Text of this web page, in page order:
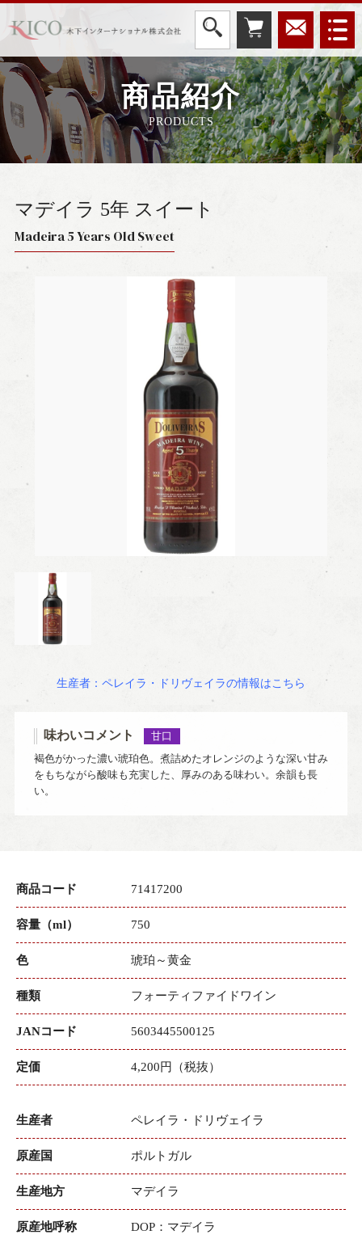
商品紹介
PRODUCTS
マデイラ 5年 スイート
Madeira 5 Years Old Sweet
生産者：ペレイラ・ドリヴェイラの情報はこちら
味わいコメント
甘口
褐色がかった濃い琥珀色。煮詰めたオレンジのような深い甘み
をもちながら酸味も充実した、厚みのある味わい。余韻も長
い。
商品コード 71417200
容量（ml） 750
色 琥珀～黄金
種類 フォーティファイドワイン
JANコード 5603445500125
定価 4,200円（税抜）
生産者 ペレイラ・ドリヴェイラ
原産国 ポルトガル
生産地方 マデイラ
原産地呼称 DOP：マデイラ